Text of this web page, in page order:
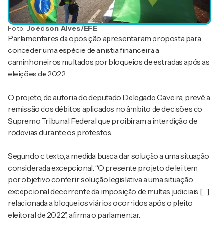
Foto: Joédson Alves/EFE
Parlamentares da oposição apresentaram proposta para
conceder uma espécie de anistia financeira a
caminhoneiros multados por bloqueios de estradas após as
eleições de 2022.
O projeto, de autoria do deputado Delegado Caveira, prevê a
remissão dos débitos aplicados no âmbito de decisões do
Supremo Tribunal Federalque proibiram a interdição de
rodovias durante os protestos.
Segundo o texto, a medida busca dar solução a uma situação
considerada excepcional. “O presente projeto de lei tem
por objetivo conferir solução legislativa a uma situação
excepcional decorrente da imposição de multas judiciais […]
relacionada a bloqueios viários ocorridos após o pleito
eleitoral de 2022”, afirma o parlamentar.